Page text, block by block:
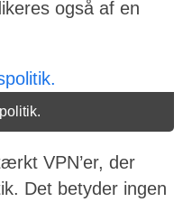
også af en
VPN’er, der
Det betyder ingen